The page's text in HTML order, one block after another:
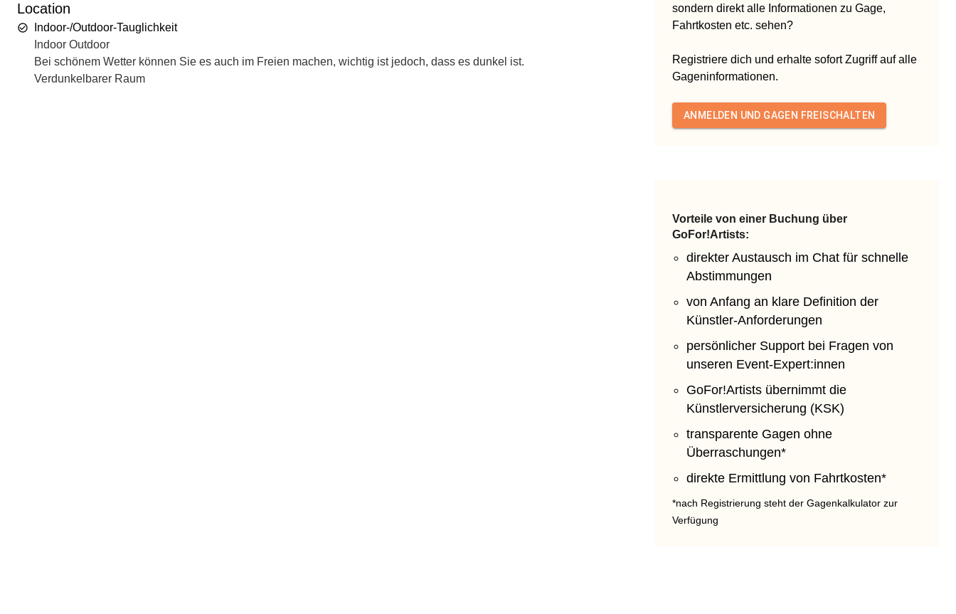
Location
Indoor-/Outdoor-Tauglichkeit
Indoor Outdoor
Bei schönem Wetter können Sie es auch im Freien machen, wichtig ist jedoch, dass es dunkel ist.
Verdunkelbarer Raum
sondern direkt alle Informationen zu Gage,
Fahrtkosten etc. sehen?
Registriere dich und erhalte sofort Zugriff auf alle
Gageninformationen.
ANMELDEN UND GAGEN FREISCHALTEN
Vorteile von einer Buchung über
GoFor!Artists:
direkter Austausch im Chat für schnelle
Abstimmungen
von Anfang an klare Definition der
Künstler-Anforderungen
persönlicher Support bei Fragen von
unseren Event-Expert:innen
GoFor!Artists übernimmt die
Künstlerversicherung (KSK)
transparente Gagen ohne
Überraschungen*
direkte Ermittlung von Fahrtkosten*
*nach Registrierung steht der Gagenkalkulator zur
Verfügung